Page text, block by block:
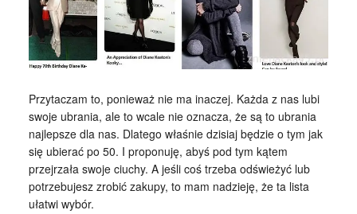
Przytaczam to, ponieważ nie ma inaczej. Każda z nas lubi
swoje ubrania, ale to wcale nie oznacza, że są to ubrania
najlepsze dla nas. Dlatego właśnie dzisiaj będzie o tym jak
się ubierać po 50. I proponuję, abyś pod tym kątem
przejrzała swoje ciuchy. A jeśli coś trzeba odświeżyć lub
potrzebujesz zrobić zakupy, to mam nadzieję, że ta lista
ułatwi wybór.